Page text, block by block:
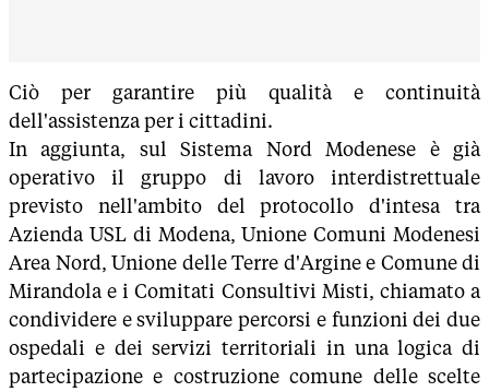
Ciò per garantire più qualità e continuità
dell'assistenza per i cittadini.
In aggiunta, sul Sistema Nord Modenese è già
operativo il gruppo di lavoro interdistrettuale
previsto nell'ambito del protocollo d'intesa tra
Azienda USL di Modena, Unione Comuni Modenesi
Area Nord, Unione delle Terre d'Argine e Comune di
Mirandola e i Comitati Consultivi Misti, chiamato a
condividere e sviluppare percorsi e funzioni dei due
ospedali e dei servizi territoriali in una logica di
partecipazione e costruzione comune delle scelte